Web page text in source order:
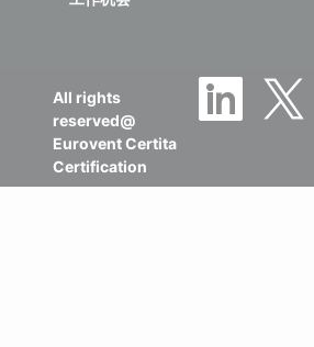
All rights
reserved@
Eurovent Certita
Certification